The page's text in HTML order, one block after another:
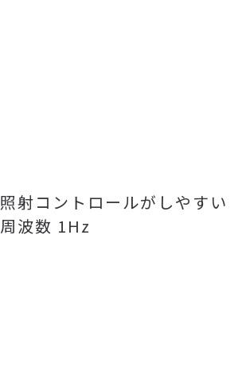
照射コントロールがしやすい
周波数 1Hz